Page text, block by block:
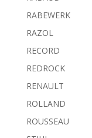
RABEWERK
RAZOL
RECORD
REDROCK
RENAULT
ROLLAND
ROUSSEAU